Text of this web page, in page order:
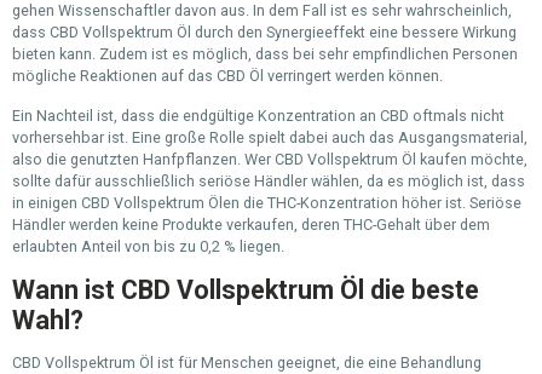
gehen Wissenschaftler davon aus. In dem Fall ist es sehr wahrscheinlich,
dass CBD Vollspektrum Öl durch den Synergieeffekt eine bessere Wirkung
bieten kann. Zudem ist es möglich, dass bei sehr empfindlichen Personen
mögliche Reaktionen auf das CBD Öl verringert werden können.
Ein Nachteil ist, dass die endgültige Konzentration an CBD oftmals nicht
vorhersehbar ist. Eine große Rolle spielt dabei auch das Ausgangsmaterial,
also die genutzten Hanfpflanzen. Wer CBD Vollspektrum Öl kaufen möchte,
sollte dafür ausschließlich seriöse Händler wählen, da es möglich ist, dass
in einigen CBD Vollspektrum Ölen die THC-Konzentration höher ist. Seriöse
Händler werden keine Produkte verkaufen, deren THC-Gehalt über dem
erlaubten Anteil von bis zu 0,2 % liegen.
Wann ist CBD Vollspektrum Öl die beste
Wahl?
CBD Vollspektrum Öl ist für Menschen geeignet, die eine Behandlung